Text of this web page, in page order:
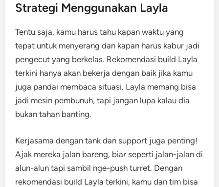
Strategi Menggunakan Layla
Tentu saja, kamu harus tahu kapan waktu yang
tepat untuk menyerang dan kapan harus kabur jadi
pengecut yang berkelas. Rekomendasi build Layla
terkini hanya akan bekerja dengan baik jika kamu
juga pandai membaca situasi. Layla memang bisa
jadi mesin pembunuh, tapi jangan lupa kalau dia
bukan tahan banting.
Kerjasama dengan tank dan support juga penting!
Ajak mereka jalan bareng, biar seperti jalan-jalan di
alun-alun tapi sambil nge-push turret. Dengan
rekomendasi build Layla terkini, kamu dan tim bisa